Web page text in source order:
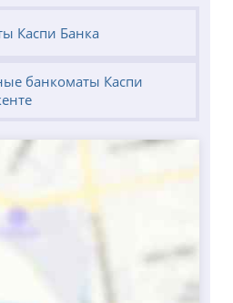
Каспи Банка
банкоматы Каспи